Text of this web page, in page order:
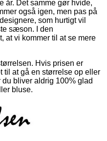
år. Det samme gør hvide,
også igen, men pas på
som hurtigt vil
sæson. I den
at vi kommer til at se mere
Hvis prisen er
til at gå en størrelse op eller
bliver aldrig 100% glad
bluse.